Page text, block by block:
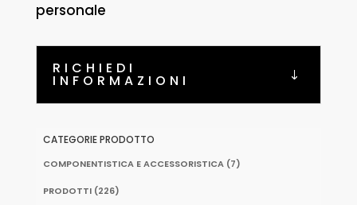
personale
RICHIEDI
INFORMAZIONI
CATEGORIE PRODOTTO
COMPONENTISTICA E ACCESSORISTICA (7)
PRODOTTI (226)